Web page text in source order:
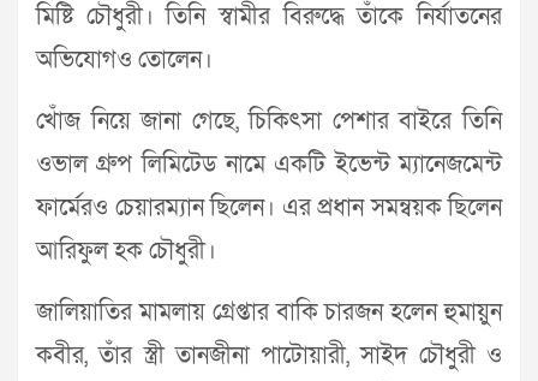
মিষ্টি চৌধুরী। তিনি স্বামীর বিরুদ্ধে তাঁকে নির্যাতনের
অভিযোগও তোলেন।
খোঁজ নিয়ে জানা গেছে, চিকিৎসা পেশার বাইরে তিনি
ওভাল গ্রুপ লিমিটেড নামে একটি ইভেন্ট ম্যানেজমেন্ট
ফার্মেরও চেয়ারম্যান ছিলেন। এর প্রধান সমন্বয়ক ছিলেন
আরিফুল হক চৌধুরী।
জালিয়াতির মামলায় গ্রেপ্তার বাকি চারজন হলেন হুমায়ুন
কবীর, তাঁর স্ত্রী তানজীনা পাটোয়ারী, সাইদ চৌধুরী ও